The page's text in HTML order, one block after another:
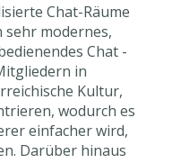
Chat-Räume
sehr modernes,
Chat -
in
Kultur,
wodurch es
einfacher wird,
Darüber hinaus